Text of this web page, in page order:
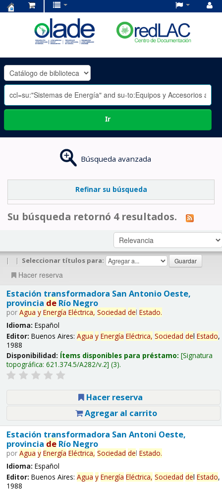
OLADE
-
Ir
Búsqueda avanzada
Refinar su búsqueda
Su búsqueda retornó 4 resultados.
| | Seleccionar títulos para:
Hacer reserva
Estación transformadora San Antonio Oeste,
provincia deRío Negro
por Agua y Energía Eléctrica, Sociedad del Estado.
Idioma: Español
Editor: Buenos Aires: Agua y Energía Eléctrica, Sociedad del Estado,
1988
Disponibilidad: Ítems disponibles para préstamo: Signatura
topográfica: 621.374.5/A282/v.2 (3).
Hacer reserva
Agregar al carrito
Estación transformadora San Antoni Oeste,
provincia deRío Negro
por Agua y Energía Eléctrica, Sociedad del Estado.
Idioma: Español
Editor: Buenos Aires: Agua y Energía Eléctrica, Sociedad del Estado,
1988